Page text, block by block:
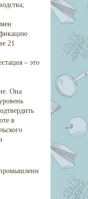
21
– это
Она
в